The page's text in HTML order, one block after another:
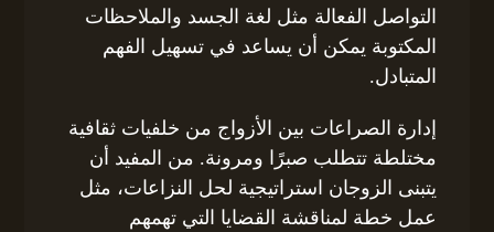
التواصل الفعالة مثل لغة الجسد والملاحظات
المكتوبة يمكن أن يساعد في تسهيل الفهم
المتبادل.
إدارة الصراعات بين الأزواج من خلفيات ثقافية
مختلطة تتطلب صبرًا ومرونة. من المفيد أن
يتبنى الزوجان استراتيجية لحل النزاعات، مثل
عمل خطة لمناقشة القضايا التي تهمهم